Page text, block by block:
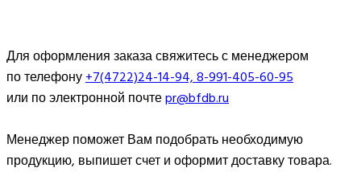
Для оформления заказа свяжитесь с менеджером
по телефону+7(4722)24-14-94, 8-991-405-60-95
или по электронной почтеpr@bfdb.ru
Менеджер поможет Вам подобрать необходимую
продукцию, выпишет счет и оформит доставку товара.